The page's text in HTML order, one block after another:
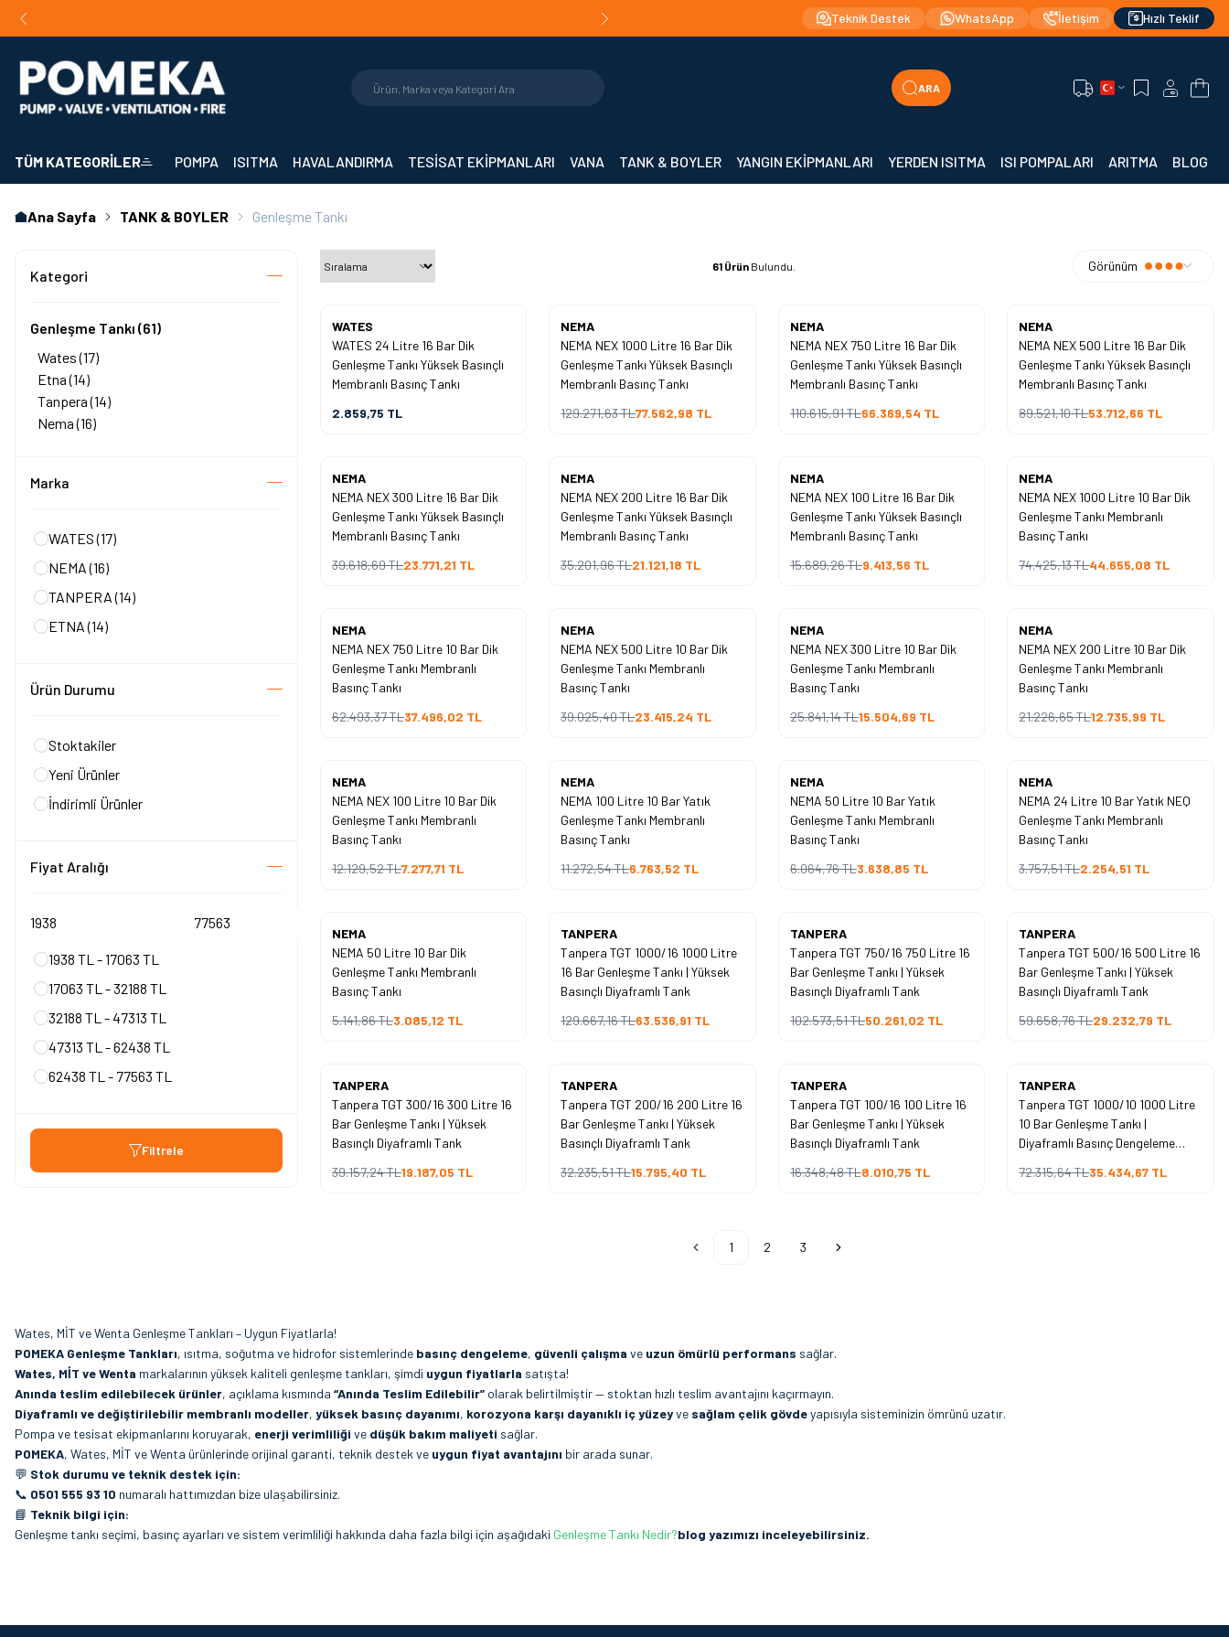
Orijinal Ürün Garantisi | Mühendislik Destekli Teklif | Hızlı Teslimat! Orijinal Ürün
Teknik Destek WhatsApp İletişim Hızlı Teklif
ARA Favorilerim
Hesabım
TÜM KATEGORİLER POMPA ISITMA HAVALANDIRMA TESİSAT EKİPMANLARI VANA TANK & BOYLER YANGIN EKİPMANLARI YERDEN ISITMA ISI POMPALARI ARITMA BLOG
Ana Sayfa TANK & BOYLER Genleşme Tankı
Kategori
Genleşme Tankı (61)
Wates(17)
Etna(14)
Tanpera(14)
Nema(16)
Marka
WATES(17)
NEMA(16)
TANPERA(14)
ETNA(14)
Ürün Durumu
Stoktakiler
Yeni Ürünler
İndirimli Ürünler
Fiyat Aralığı
1938 TL - 17063 TL
17063 TL - 32188 TL
32188 TL - 47313 TL
47313 TL - 62438 TL
62438 TL - 77563 TL
Filtrele
61ÜrünBulundu. Görünüm
Yeni
WATES
WATES 24 Litre 16 Bar Dik
Genleşme Tankı Yüksek Basınçlı
Membranlı Basınç Tankı
2.859,75 TL
Yeni
%40
İndirim
NEMA
NEMA NEX 1000 Litre 16 Bar Dik
Genleşme Tankı Yüksek Basınçlı
Membranlı Basınç Tankı
129.271,63TL77.562,98 TL
Yeni
%40
İndirim
NEMA
NEMA NEX 750 Litre 16 Bar Dik
Genleşme Tankı Yüksek Basınçlı
Membranlı Basınç Tankı
110.615,91TL66.369,54 TL
Yeni
%40
İndirim
NEMA
NEMA NEX 500 Litre 16 Bar Dik
Genleşme Tankı Yüksek Basınçlı
Membranlı Basınç Tankı
89.521,10TL53.712,66 TL
Yeni
%40
İndirim
NEMA
NEMA NEX 300 Litre 16 Bar Dik
Genleşme Tankı Yüksek Basınçlı
Membranlı Basınç Tankı
39.618,69TL23.771,21 TL
Yeni
%40
İndirim
NEMA
NEMA NEX 200 Litre 16 Bar Dik
Genleşme Tankı Yüksek Basınçlı
Membranlı Basınç Tankı
35.201,96TL21.121,18 TL
Yeni
%40
İndirim
NEMA
NEMA NEX 100 Litre 16 Bar Dik
Genleşme Tankı Yüksek Basınçlı
Membranlı Basınç Tankı
15.689,26TL9.413,56 TL
Yeni
%40
İndirim
NEMA
NEMA NEX 1000 Litre 10 Bar Dik
Genleşme Tankı Membranlı
Basınç Tankı
74.425,13TL44.655,08 TL
Yeni
%40
İndirim
NEMA
NEMA NEX 750 Litre 10 Bar Dik
Genleşme Tankı Membranlı
Basınç Tankı
62.493,37TL37.496,02 TL
Yeni
%40
İndirim
NEMA
NEMA NEX 500 Litre 10 Bar Dik
Genleşme Tankı Membranlı
Basınç Tankı
39.025,40TL23.415,24 TL
Yeni
%40
İndirim
NEMA
NEMA NEX 300 Litre 10 Bar Dik
Genleşme Tankı Membranlı
Basınç Tankı
25.841,14TL15.504,69 TL
Yeni
%40
İndirim
NEMA
NEMA NEX 200 Litre 10 Bar Dik
Genleşme Tankı Membranlı
Basınç Tankı
21.226,65TL12.735,99 TL
Yeni
%40
İndirim
NEMA
NEMA NEX 100 Litre 10 Bar Dik
Genleşme Tankı Membranlı
Basınç Tankı
12.129,52TL7.277,71 TL
Yeni
%40
İndirim
NEMA
NEMA 100 Litre 10 Bar Yatık
Genleşme Tankı Membranlı
Basınç Tankı
11.272,54TL6.763,52 TL
Yeni
%40
İndirim
NEMA
NEMA 50 Litre 10 Bar Yatık
Genleşme Tankı Membranlı
Basınç Tankı
6.064,76TL3.638,85 TL
Yeni
%40
İndirim
NEMA
NEMA 24 Litre 10 Bar Yatık NEQ
Genleşme Tankı Membranlı
Basınç Tankı
3.757,51TL2.254,51 TL
Yeni
%40
İndirim
NEMA
NEMA 50 Litre 10 Bar Dik
Genleşme Tankı Membranlı
Basınç Tankı
5.141,86TL3.085,12 TL
Yeni
%51
İndirim
TANPERA
Tanpera TGT 1000/16 1000 Litre
16 Bar Genleşme Tankı | Yüksek
Basınçlı Diyaframlı Tank
129.667,16TL63.536,91 TL
Yeni
%51
İndirim
TANPERA
Tanpera TGT 750/16 750 Litre 16
Bar Genleşme Tankı | Yüksek
Basınçlı Diyaframlı Tank
102.573,51TL50.261,02 TL
Yeni
%51
İndirim
TANPERA
Tanpera TGT 500/16 500 Litre 16
Bar Genleşme Tankı | Yüksek
Basınçlı Diyaframlı Tank
59.658,76TL29.232,79 TL
Yeni
%51
İndirim
TANPERA
Tanpera TGT 300/16 300 Litre 16
Bar Genleşme Tankı | Yüksek
Basınçlı Diyaframlı Tank
39.157,24TL19.187,05 TL
Yeni
%51
İndirim
TANPERA
Tanpera TGT 200/16 200 Litre 16
Bar Genleşme Tankı | Yüksek
Basınçlı Diyaframlı Tank
32.235,51TL15.795,40 TL
Yeni
%51
İndirim
TANPERA
Tanpera TGT 100/16 100 Litre 16
Bar Genleşme Tankı | Yüksek
Basınçlı Diyaframlı Tank
16.348,48TL8.010,75 TL
Yeni
%51
İndirim
TANPERA
Tanpera TGT 1000/10 1000 Litre
10 Bar Genleşme Tankı |
Diyaframlı Basınç Dengeleme
72.315,64TL35.434,67 TL
1 2 3
Wates, MİT ve Wenta Genleşme Tankları – Uygun Fiyatlarla!
POMEKA Genleşme Tankları, ısıtma, soğutma ve hidrofor sistemlerinde basınç dengeleme, güvenli çalışma ve uzun ömürlü performans sağlar.
Wates, MİT ve Wenta markalarının yüksek kaliteli genleşme tankları, şimdi uygun fiyatlarla satışta!
Anında teslim edilebilecek ürünler, açıklama kısmında “Anında Teslim Edilebilir” olarak belirtilmiştir — stoktan hızlı teslim avantajını kaçırmayın.
Diyaframlı ve değiştirilebilir membranlı modeller, yüksek basınç dayanımı, korozyona karşı dayanıklı iç yüzeyve sağlam çelik gövdeyapısıyla sisteminizin ömrünü uzatır.
Pompa ve tesisat ekipmanlarını koruyarak, enerji verimliliği ve düşük bakım maliyeti sağlar.
POMEKA, Wates, MİT ve Wenta ürünlerinde orijinal garanti, teknik destek ve uygun fiyat avantajını bir arada sunar.
💬 Stok durumu ve teknik destek için:
📞 0501 555 93 10 numaralı hattımızdan bize ulaşabilirsiniz.
📘 Teknik bilgi için:
Genleşme tankı seçimi, basınç ayarları ve sistem verimliliği hakkında daha fazla bilgi için aşağıdaki Genleşme Tankı Nedir?blog yazımızı inceleyebilirsiniz.